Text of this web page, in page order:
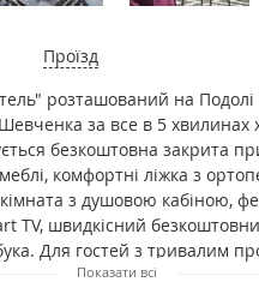
Проїзд
розташований на Подолі
за все в 5 хвилинах
безкоштовна закрита
меблі, комфортні ліжка з
з душовою кабіною,
TV, швидкісний
Для гостей з тривалим
кухнею. На першому
Показати всі